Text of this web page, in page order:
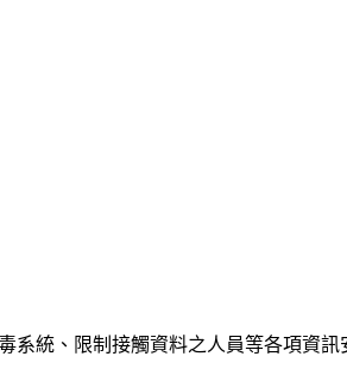
系統、限制接觸資料之人員等各項資訊